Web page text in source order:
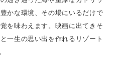
かな環境、その場にいるだけで
を味わえます。映画に出てきそ
一生の思い出を作れるリゾート